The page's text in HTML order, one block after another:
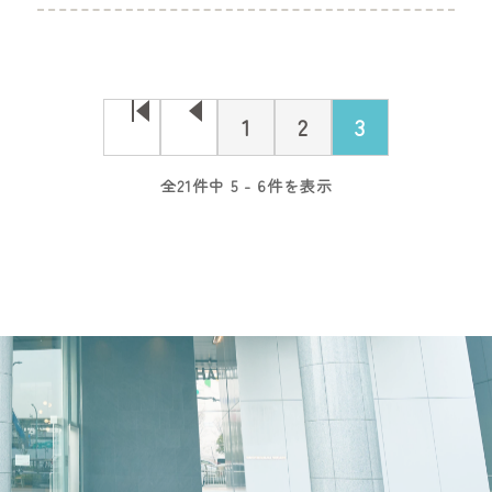
1 2 3
全21件中 5 - 6件を表示